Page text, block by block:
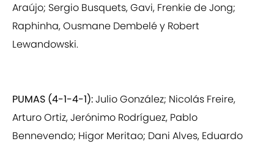
Araújo; Sergio Busquets, Gavi, Frenkie de Jong;
Raphinha, Ousmane Dembelé y Robert
Lewandowski.
PUMAS (4-1-4-1):Julio González; Nicolás Freire,
Arturo Ortiz, Jerónimo Rodríguez, Pablo
Bennevendo; Higor Meritao; Dani Alves, Eduardo